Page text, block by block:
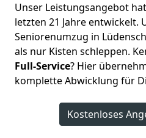
Unser Leistungsangebot
letzten 21 Jahre entwickelt.
Seniorenumzug in
als nur Kisten schleppen.
Full-Service? Hier
komplette Abwicklung für
Kostenloses